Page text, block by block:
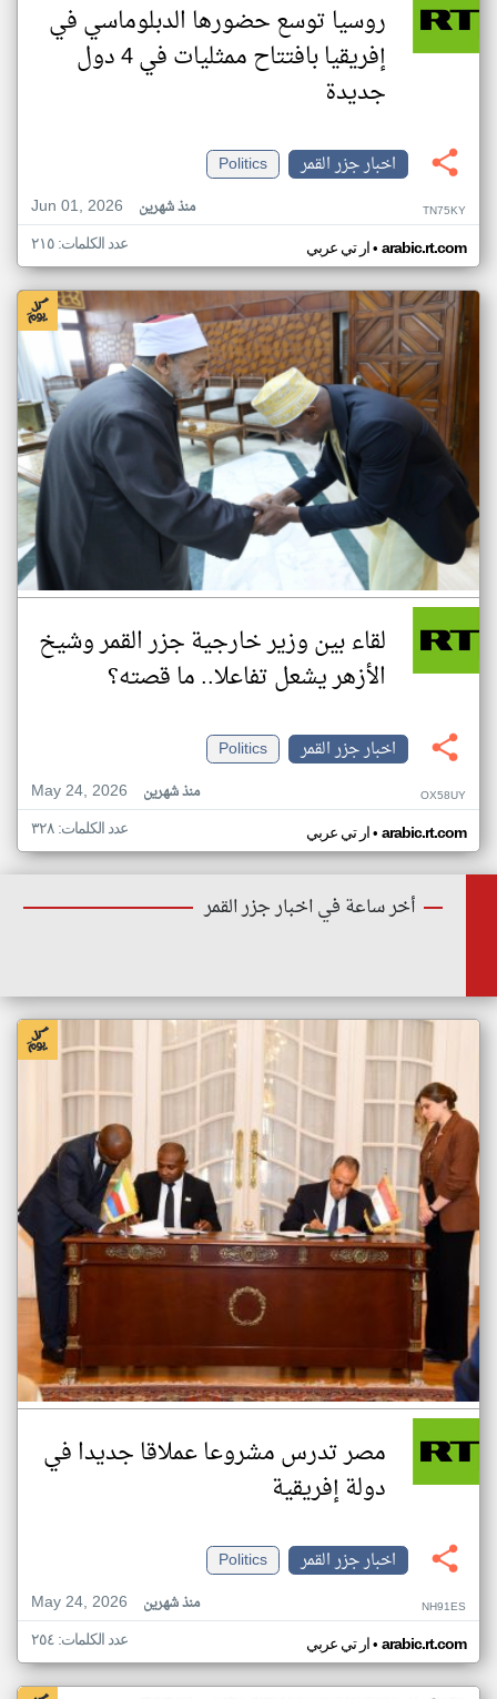
روسيا توسع حضورها الدبلوماسي في
إفريقيا بافتتاح ممثليات في 4 دول
جديدة
اخبار جزر القمر
Politics
Jun 01, 2026
منذ شهرين TN75KY
ار تي عربي• arabic.rt.com عدد الكلمات: ٢١٥
لقاء بين وزير خارجية جزر القمر وشيخ
الأزهر يشعل تفاعلا.. ما قصته؟
اخبار جزر القمر
Politics
May 24, 2026
منذ شهرين OX58UY
ار تي عربي• arabic.rt.com عدد الكلمات: ٣٢٨
أخر ساعة في اخبار جزر القمر
مصر تدرس مشروعا عملاقا جديدا في
دولة إفريقية
اخبار جزر القمر
Politics
May 24, 2026
منذ شهرين NH91ES
ار تي عربي• arabic.rt.com عدد الكلمات: ٢٥٤